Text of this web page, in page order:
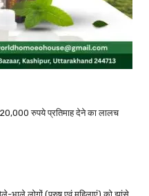
रुपये प्रतिमाह देने का लालच